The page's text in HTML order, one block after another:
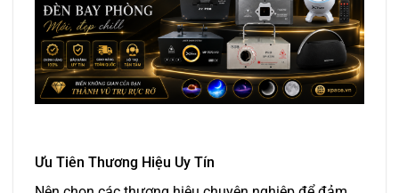
Ưu Tiên Thương Hiệu Uy Tín